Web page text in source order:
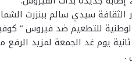
سيدي سالم ببنزرت
للتطعيم ضد فيروس ”
يوم غد الجمعة لمزيد الرفع
.